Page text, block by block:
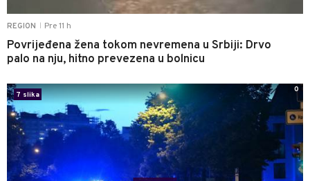
REGION Pre 11 h
Povrijeđena žena tokom nevremena u Srbiji: Drvo
palo na nju, hitno prevezena u bolnicu
7 slika
0